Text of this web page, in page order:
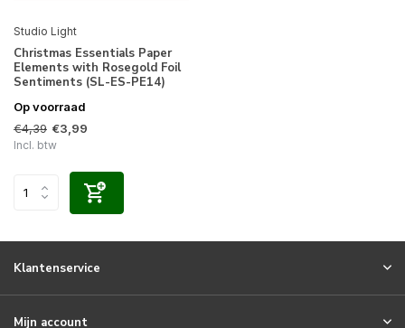
Studio Light
Christmas Essentials Paper
Elements with Rosegold Foil
Sentiments (SL-ES-PE14)
Op voorraad
€4,39 €3,99
Incl. btw
Klantenservice
Mijn account